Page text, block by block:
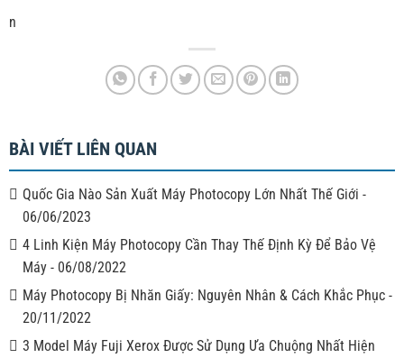
n
BÀI VIẾT LIÊN QUAN
Quốc Gia Nào Sản Xuất Máy Photocopy Lớn Nhất Thế Giới -
06/06/2023
4 Linh Kiện Máy Photocopy Cần Thay Thế Định Kỳ Để Bảo Vệ
Máy- 06/08/2022
Máy Photocopy Bị Nhăn Giấy: Nguyên Nhân & Cách Khắc Phục-
20/11/2022
3 Model Máy Fuji Xerox Được Sử Dụng Ưa Chuộng Nhất Hiện